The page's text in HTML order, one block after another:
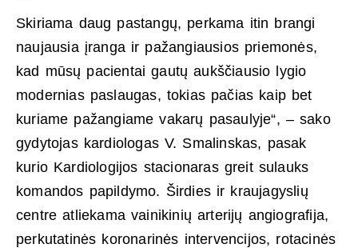
Skiriama daug pastangų, perkama itin brangi
naujausia įranga ir pažangiausios priemonės,
kad mūsų pacientai gautų aukščiausio lygio
modernias paslaugas, tokias pačias kaip bet
kuriame pažangiame vakarų pasaulyje“, – sako
gydytojas kardiologas V. Smalinskas, pasak
kurio Kardiologijos stacionaras greit sulauks
komandos papildymo. Širdies ir kraujagyslių
centre atliekama vainikinių arterijų angiografija,
perkutatinės koronarinės intervencijos, rotacinės